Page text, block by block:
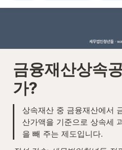
금융재산상속
가?
상속재산 중 금융재산에서
산가액을 기준으로 상속세
을 빼 주는 제도입니다.